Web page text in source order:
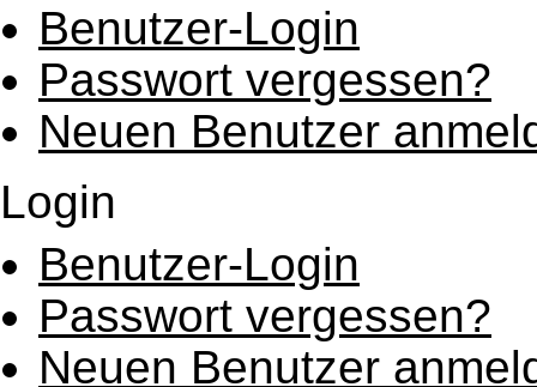
Benutzer-Login
Passwort vergessen?
Neuen Benutzer
Login
Benutzer-Login
Passwort vergessen?
Neuen Benutzer